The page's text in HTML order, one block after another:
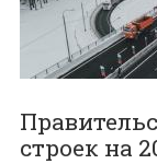
строек на